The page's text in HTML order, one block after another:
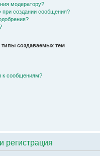
модератору?
при создании сообщения?
создаваемых тем
к сообщениям?
регистрация